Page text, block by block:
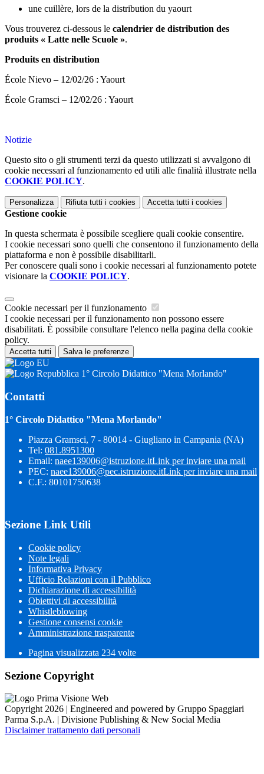
une cuillère, lors de la distribution du yaourt
Vous trouverez ci-dessous le calendrier de distribution des
produits « Latte nelle Scuole ».
Produits en distribution
École Nievo – 12/02/26 : Yaourt
École Gramsci – 12/02/26 : Yaourt
Notizie
Questo sito o gli strumenti terzi da questo utilizzati si avvalgono di
cookie necessari al funzionamento ed utili alle finalità illustrate nella
COOKIE POLICY.
Personalizza Rifiuta tutti i cookies Accetta tutti i cookies
Gestione cookie
In questa schermata è possibile scegliere quali cookie consentire.
I cookie necessari sono quelli che consentono il funzionamento della
piattaforma e non è possibile disabilitarli.
Per conoscere quali sono i cookie necessari al funzionamento potete
visionare la COOKIE POLICY.
Cookie necessari per il funzionamento
I cookie necessari per il funzionamento non possono essere
disabilitati. È possibile consultare l'elenco nella pagina della cookie
policy.
Accetta tutti Salva le preferenze
1° Circolo Didattico "Mena Morlando"
Contatti
1° Circolo Didattico "Mena Morlando"
Piazza Gramsci, 7 - 80014 - Giugliano in Campania (NA)
Tel: 081.8951300
Email: naee139006@istruzione.itLink per inviare una mail
PEC: naee139006@pec.istruzione.itLink per inviare una mail
C.F.: 80101750638
Sezione Link Utili
Cookie policy
Note legali
Informativa Privacy
Ufficio Relazioni con il Pubblico
Dichiarazione di accessibilità
Obiettivi di accessibilità
Whistleblowing
Gestione consensi cookie
Amministrazione trasparente
Pagina visualizzata 234 volte
Sezione Copyright
Copyright 2026 | Engineered and powered by Gruppo Spaggiari
Parma S.p.A. | Divisione Publishing & New Social Media
Disclaimer trattamento dati personali